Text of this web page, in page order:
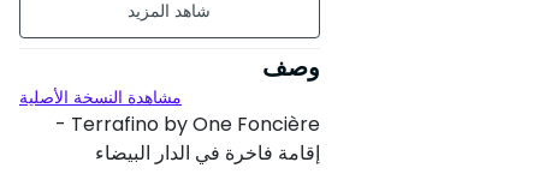
الطابق السفلي sur 3
عمر البناء : جديدة
وصف
مشاهدة النسخة الأصلية
Terrafino by One Foncière -
إقامة فاخرة في الدار البيضاء